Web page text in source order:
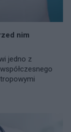
nim
jedno z